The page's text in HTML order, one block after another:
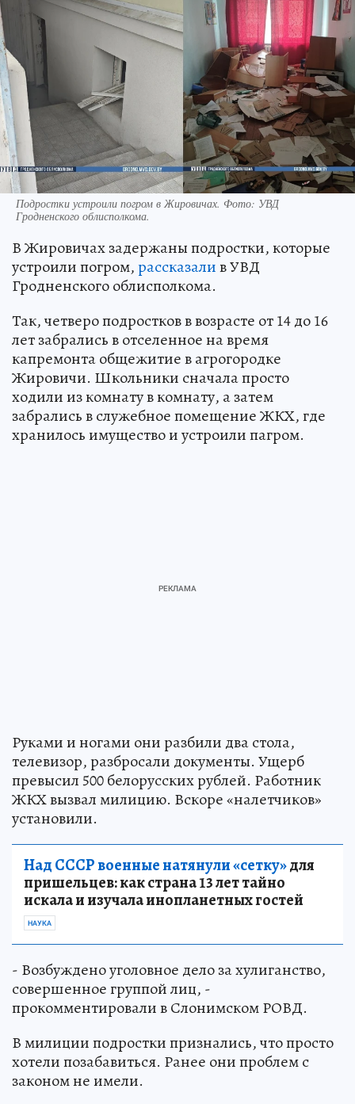
Подростки устроили погром в Жировичах. Фото: УВД
Гродненского облисполкома.
В Жировичах задержаны подростки, которые
устроили погром,рассказалив УВД
Гродненского облисполкома.
Так, четверо подростков в возрасте от 14 до 16
лет забрались в отселенное на время
капремонта общежитие в агрогородке
Жировичи. Школьники сначала просто
ходили из комнату в комнату, а затем
забрались в служебное помещение ЖКХ, где
хранилось имущество и устроили пагром.
Руками и ногами они разбили два стола,
телевизор, разбросали документы. Ущерб
превысил 500 белорусских рублей. Работник
ЖКХ вызвал милицию. Вскоре «налетчиков»
установили.
Над СССР военные натянули «сетку»для
пришельцев: как страна 13 лет тайно
искала и изучала инопланетных гостей
НАУКА
- Возбуждено уголовное дело за хулиганство,
совершенное группой лиц, -
прокомментировали в Слонимском РОВД.
В милиции подростки признались, что просто
хотели позабавиться. Ранее они проблем с
законом не имели.